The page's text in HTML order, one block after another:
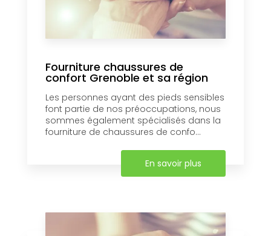
Fourniture chaussures de
confort Grenoble et sa région
Les personnes ayant des pieds sensibles
font partie de nos préoccupations, nous
sommes également spécialisés dans la
fourniture de chaussures de confo...
En savoir plus